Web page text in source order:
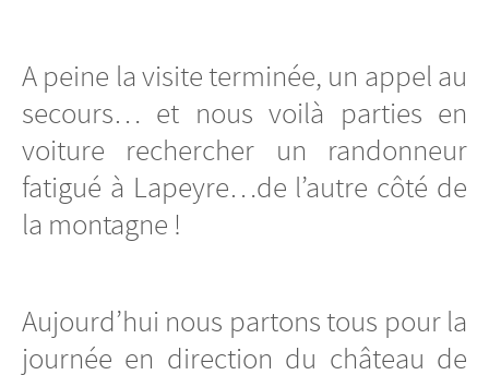
A peine la visite terminée, un appel au
secours… et nous voilà parties en
voiture rechercher un randonneur
fatigué à Lapeyre…de l’autre côté de
la montagne !
Aujourd’hui nous partons tous pour la
journée en direction du château de